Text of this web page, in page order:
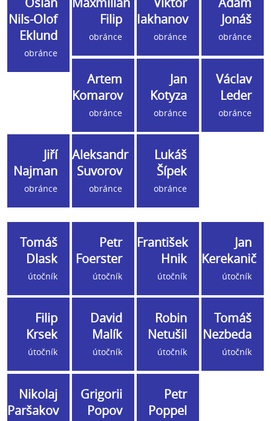
Nils-Olof
Eklund
obránce
Filip
obránce
Iakhanov
obránce
Jonáš
obránce
Artem
Komarov
obránce
Jan
Kotyza
obránce
Václav
Leder
obránce
Jiří
Najman
obránce
Aleksandr
Suvorov
obránce
Lukáš
Šípek
obránce
Tomáš
Dlask
útočník
Petr
Foerster
útočník
František
Hnik
útočník
Jan
Kerekanič
útočník
Filip
Krsek
útočník
David
Malík
útočník
Robin
Netušil
útočník
Tomáš
Nezbeda
útočník
Nikolaj
Paršakov
Grigorii
Popov
Petr
Poppel